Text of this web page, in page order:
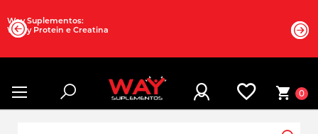
Way Suplementos:
Whey Protein e Creatina
0